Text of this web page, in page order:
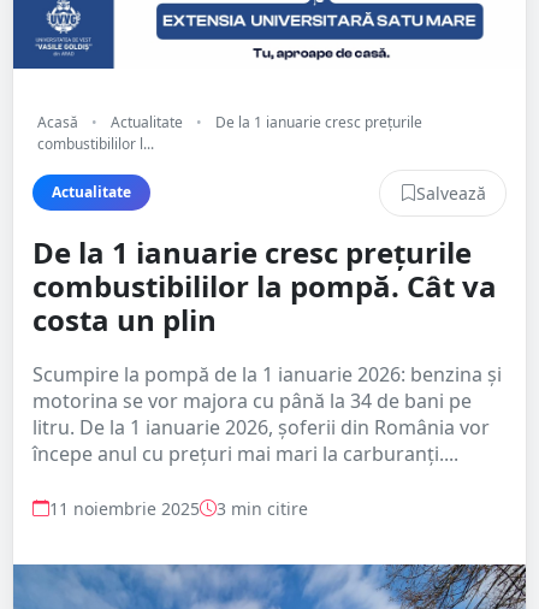
Acasă • Actualitate •
De la 1 ianuarie cresc prețurile
combustibililor l...
Actualitate Salvează
De la 1 ianuarie cresc prețurile
combustibililor la pompă. Cât va
costa un plin
Scumpire la pompă de la 1 ianuarie 2026: benzina și
motorina se vor majora cu până la 34 de bani pe
litru. De la 1 ianuarie 2026, șoferii din România vor
începe anul cu prețuri mai mari la carburanți....
11 noiembrie 2025 3 min citire